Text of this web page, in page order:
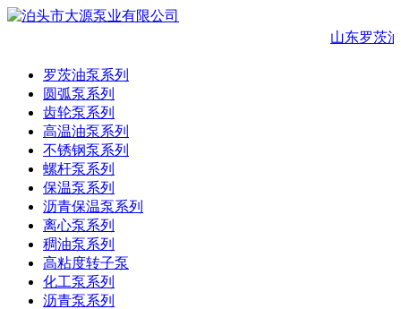
山东罗茨油
罗茨油泵系列
圆弧泵系列
齿轮泵系列
高温油泵系列
不锈钢泵系列
螺杆泵系列
保温泵系列
沥青保温泵系列
离心泵系列
稠油泵系列
高粘度转子泵
化工泵系列
沥青泵系列